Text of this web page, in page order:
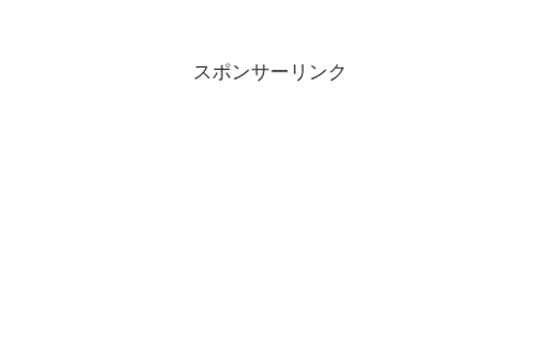
スポンサーリンク